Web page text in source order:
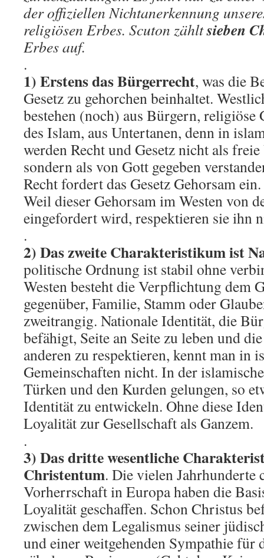
der offiziellen Nichtanerkennung
religiösen Erbes. Scuton zähltsieben
Erbes auf.
.
1) Erstens das Bürgerrecht, was die
Gesetz zu gehorchen beinhaltet.
bestehen (noch) aus Bürgern, religiöse
des Islam, aus Untertanen, denn in
werden Recht und Gesetz nicht als
sondern als von Gott gegeben
Recht fordert das Gesetz Gehorsam ein.
Weil dieser Gehorsam im Westen von
eingefordert wird, respektieren sie ihn
.
2) Das zweite Charakteristikum ist
politische Ordnung ist stabil ohne
Westen besteht die Verpflichtung dem
gegenüber, Familie, Stamm oder
zweitrangig. Nationale Identität, die
befähigt, Seite an Seite zu leben und
anderen zu respektieren, kennt man in
Gemeinschaften nicht. In der
Türken und den Kurden gelungen, so
Identität zu entwickeln. Ohne diese
Loyalität zur Gesellschaft als Ganzem.
.
3) Das dritte wesentliche
Christentum. Die vielen Jahrhunderte
Vorherrschaft in Europa haben die
Loyalität geschaffen. Schon Christus
zwischen dem Legalismus seiner
und einer weitgehenden Sympathie für